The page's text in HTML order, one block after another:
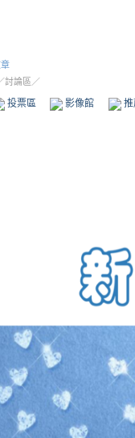
討論區／
投票區 影像館